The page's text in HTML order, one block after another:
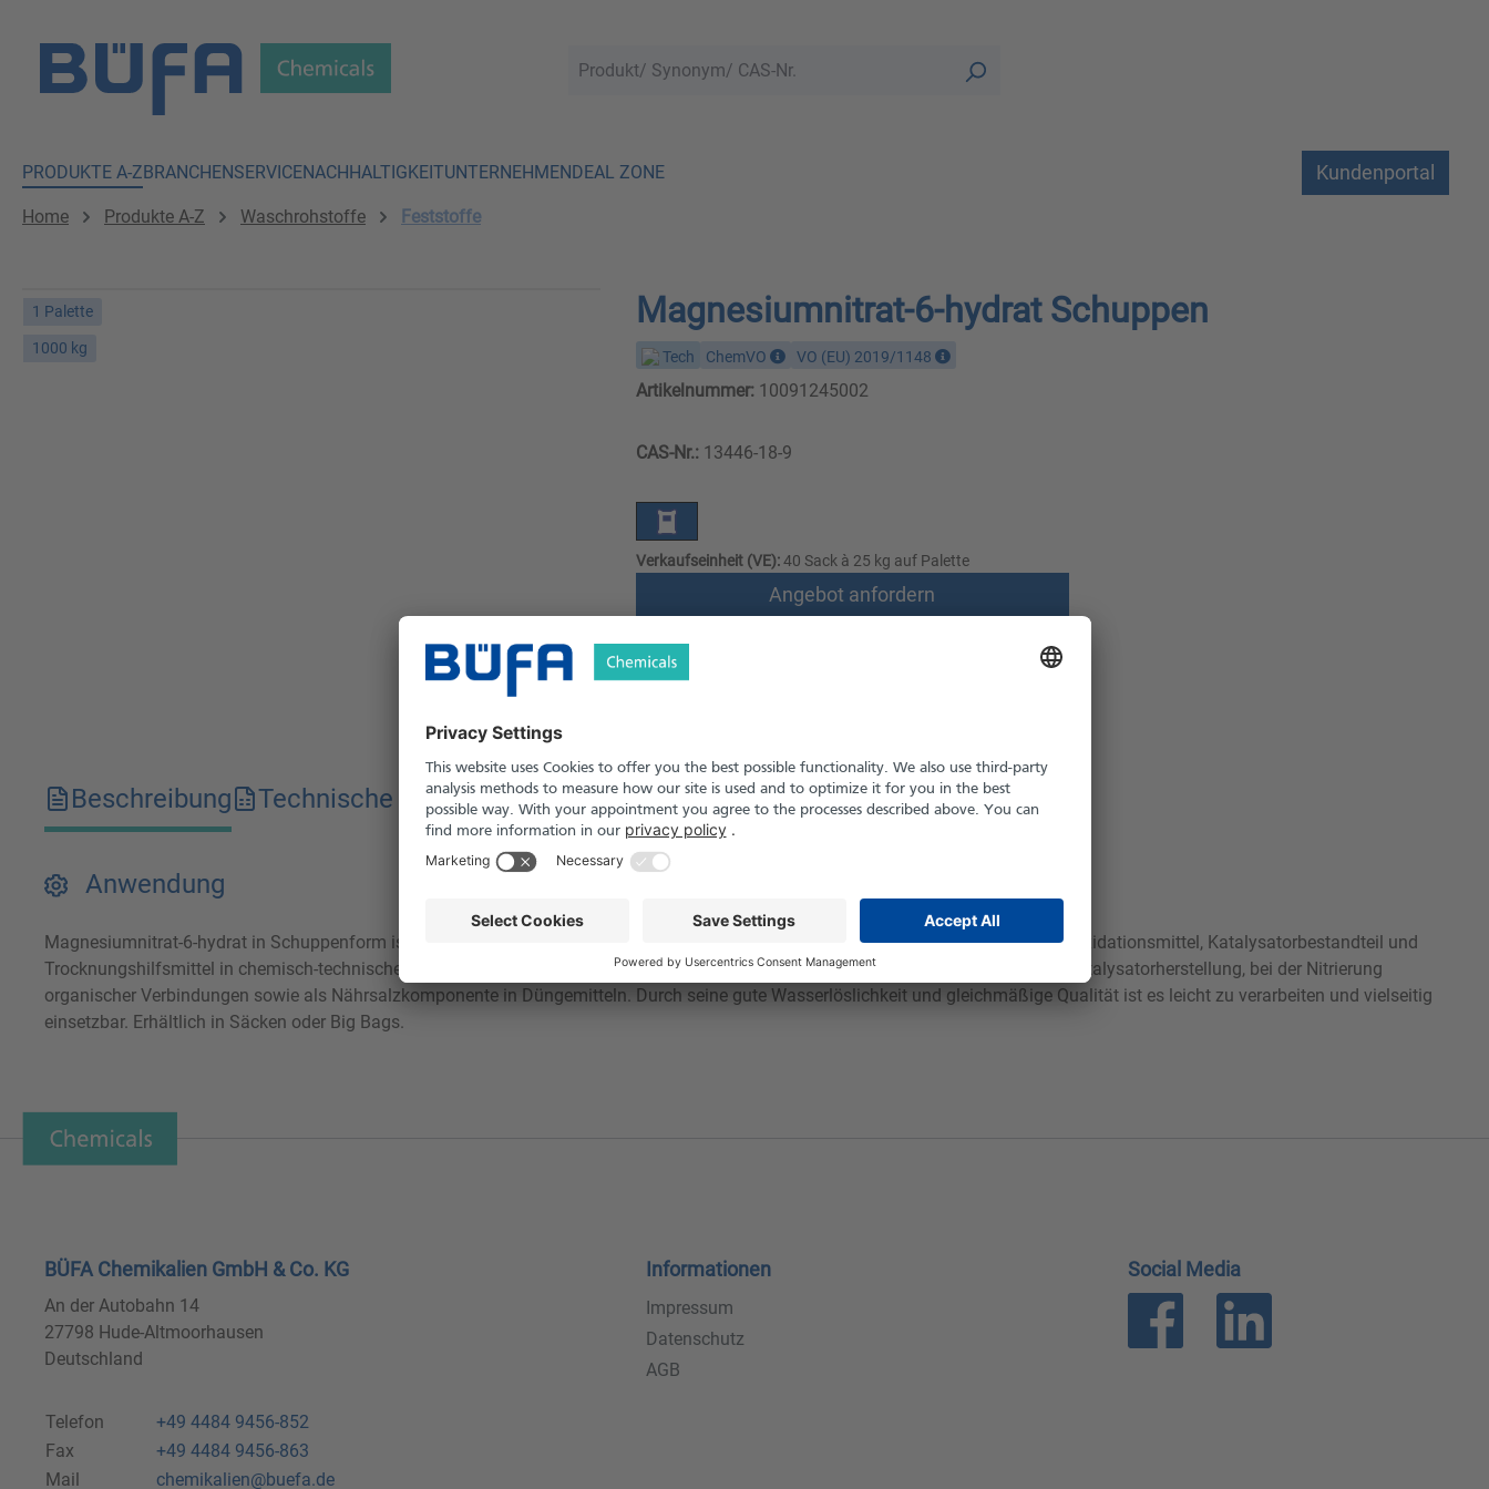
PRODUKTE A-ZBRANCHENSERVICENACHHALTIGKEITUNTERNEHMENDEAL ZONE Kundenportal
Home Produkte A-Z Waschrohstoffe Feststoffe
1 Palette
1000 kg
Magnesiumnitrat-6-hydrat Schuppen
Tech ChemVO VO (EU) 2019/1148
Artikelnummer:10091245002
CAS-Nr.:13446-18-9
Verkaufseinheit (VE):40 Sack à 25 kg auf Palette
Angebot anfordern
Versand nach Österreich und die Schweiz möglich
Beschreibung Technische Merkmale Downloads Sicherheitshinweise
Anwendung
Magnesiumnitrat-6-hydrat in Schuppenform ist ein farbloses bis weißes, kristallines Salz mit hoher chemischer Reinheit. Es wird als Oxidationsmittel, Katalysatorbestandteil und
Trocknungshilfsmittel in chemisch-technischen Prozessen eingesetzt. Typische Anwendungen finden sich in der Pyrotechnik, in der Katalysatorherstellung, bei der Nitrierung
organischer Verbindungen sowie als Nährsalzkomponente in Düngemitteln. Durch seine gute Wasserlöslichkeit und gleichmäßige Qualität ist es leicht zu verarbeiten und vielseitig
einsetzbar. Erhältlich in Säcken oder Big Bags.
BÜFA Chemikalien GmbH & Co. KG
An der Autobahn 14
27798 Hude-Altmoorhausen
Deutschland
Telefon
+49 4484 9456-852
Fax
+49 4484 9456-863
Mail
chemikalien@buefa.de
Informationen
Impressum
Datenschutz
AGB
Social Media